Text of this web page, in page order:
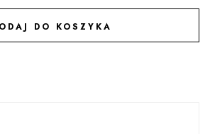
DO KOSZYKA
DO ULUBIONYCH